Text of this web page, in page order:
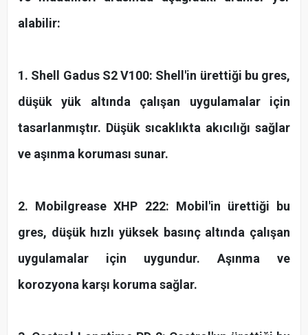
alabilir:
1. Shell Gadus S2 V100: Shell'in ürettiği bu gres,
düşük yük altında çalışan uygulamalar için
tasarlanmıştır. Düşük sıcaklıkta akıcılığı sağlar
ve aşınma koruması sunar.
2. Mobilgrease XHP 222: Mobil'in ürettiği bu
gres, düşük hızlı yüksek basınç altında çalışan
uygulamalar için uygundur. Aşınma ve
korozyona karşı koruma sağlar.